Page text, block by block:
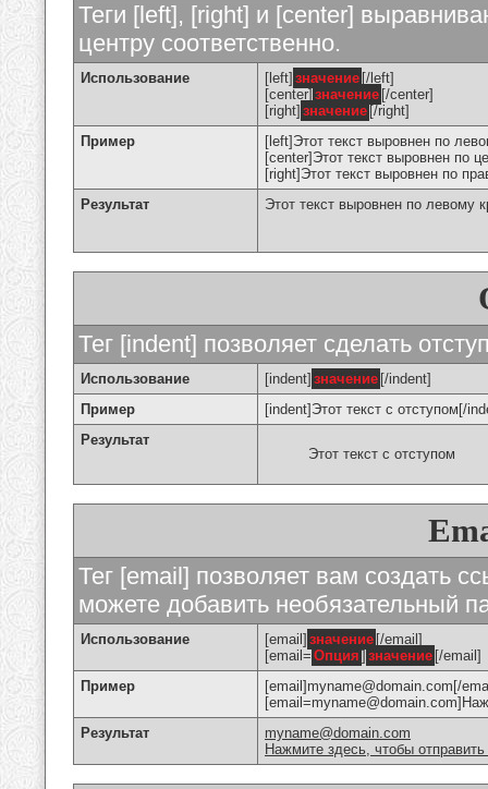
Теги [left], [right] и [center]
центру соответственно.
Использование [left] значение [/left]
[center] значение [/center]
[right] значение [/right]
Пример
[left]Этот текст выровнен по
[center]Этот текст выровнен по
[right]Этот текст выровнен по
Результат
Этот текст выровнен по левому
Тег [indent] позволяет сделать
Использование [indent] значение [/indent]
Пример
[indent]Этот текст с отступом[/
Результат
Этот текст с отступом
Тег [email] позволяет вам создать
можете добавить необязательный
Использование [email] значение [/email]
[email= Опция ] значение [/email]
Пример
[email]myname@domain.com[/
Результат
myname@domain.com
Нажмите здесь, чтобы